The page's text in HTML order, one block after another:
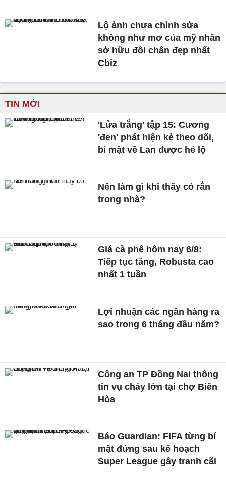
Lộ ảnh chưa chỉnh sửa
không như mơ của mỹ nhân
sở hữu đôi chân đẹp nhất
Cbiz
TIN MỚI
'Lửa trắng' tập 15: Cương
'đen' phát hiện kẻ theo dõi,
bí mật về Lan được hé lộ
Nên làm gì khi thấy có rắn
trong nhà?
Giá cà phê hôm nay 6/8:
Tiếp tục tăng, Robusta cao
nhất 1 tuần
Lợi nhuận các ngân hàng ra
sao trong 6 tháng đầu năm?
Công an TP Đồng Nai thông
tin vụ cháy lớn tại chợ Biên
Hòa
Báo Guardian: FIFA từng bí
mật đứng sau kế hoạch
Super League gây tranh cãi